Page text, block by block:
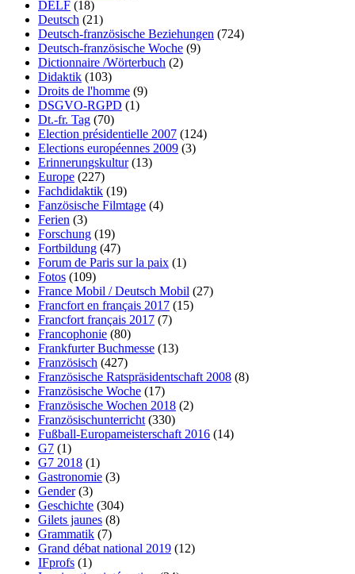
DELF (18)
Deutsch (21)
Deutsch-französische Beziehungen (724)
Deutsch-französische Woche (9)
Dictionnaire /Wörterbuch (2)
Didaktik (103)
Droits de l'homme (9)
DSGVO-RGPD (1)
Dt.-fr. Tag (70)
Election présidentielle 2007 (124)
Elections européennes 2009 (3)
Erinnerungskultur(13)
Europe (227)
Fachdidaktik (19)
Fanzösische Filmtage (4)
Ferien (3)
Forschung (19)
Fortbildung (47)
Forum de Paris sur la paix (1)
Fotos (109)
France Mobil / Deutsch Mobil (27)
Francfort en français 2017 (15)
Francfort français 2017 (7)
Francophonie (80)
Frankfurter Buchmesse (13)
Französisch (427)
Französische Ratspräsidentschaft 2008 (8)
Französische Woche (17)
Französische Wochen 2018 (2)
Französischunterricht (330)
Fußball-Europameisterschaft 2016 (14)
G7 (1)
G7 2018 (1)
Gastronomie (3)
Gender(3)
Geschichte (304)
Gilets jaunes (8)
Grammatik (7)
Grand débat national 2019 (12)
IFprofs (1)